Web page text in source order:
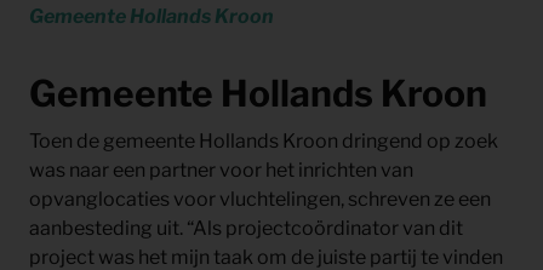
Gemeente Hollands Kroon
Gemeente Hollands Kroon
Toen de gemeente Hollands Kroon dringend op zoek
was naar een partner voor het inrichten van
opvanglocaties voor vluchtelingen, schreven ze een
aanbesteding uit. “Als projectcoördinator van dit
project was het mijn taak om de juiste partij te vinden